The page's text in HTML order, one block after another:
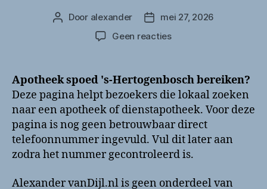
Berichtauteur
Door alexander Berichtdatum
mei 27, 2026
Geen reactiesop
‘s-
Hertogenbosch
bellen?
Telefoonnummer
en
contactinformatie
Apotheek spoed 's-Hertogenbosch bereiken?
Deze pagina helpt bezoekers die lokaal zoeken
naar een apotheek of dienstapotheek. Voor deze
pagina is nog geen betrouwbaar direct
telefoonnummer ingevuld. Vul dit later aan
zodra het nummer gecontroleerd is.
Alexander vanDijl.nl is geen onderdeel van